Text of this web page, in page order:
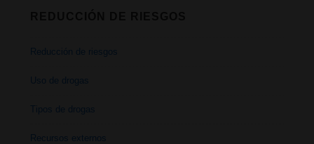
Reducción de riesgos
Uso de drogas
Tipos de drogas
Recursos externos